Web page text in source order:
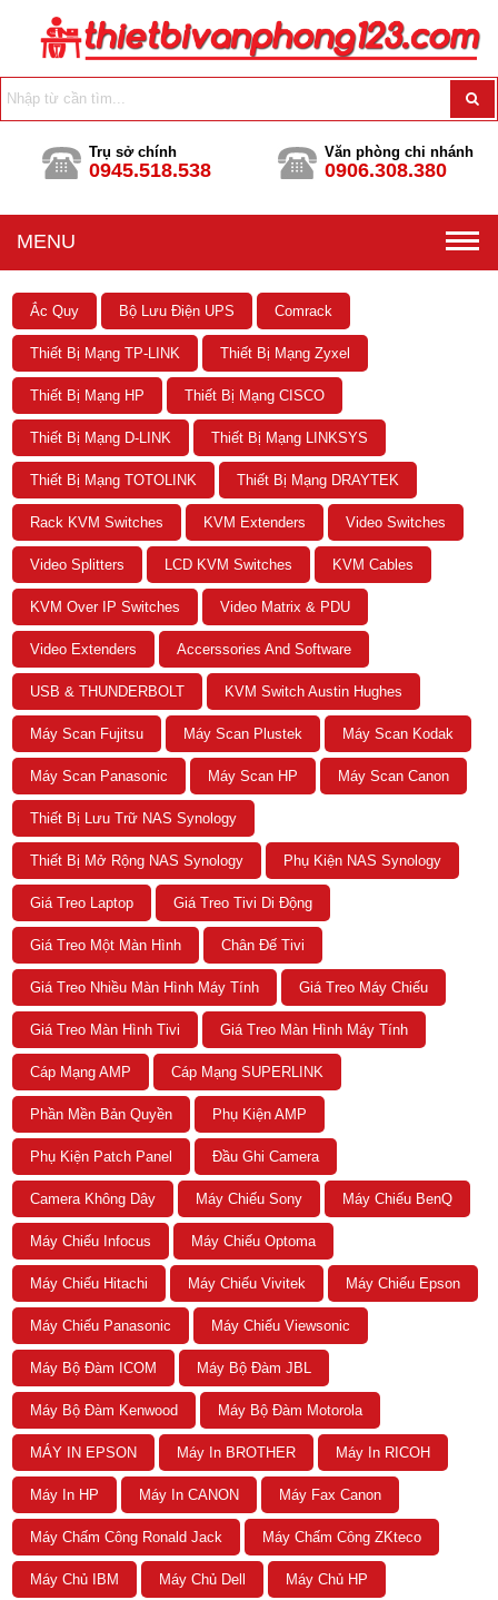
Trụ sở chính
0945.518.538
Văn phòng chi nhánh
0906.308.380
MENU
Ắc Quy Bộ Lưu Điện UPS Comrack
Thiết Bị Mạng TP-LINK Thiết Bị Mạng Zyxel
Thiết Bị Mạng HP Thiết Bị Mạng CISCO
Thiết Bị Mạng D-LINK Thiết Bị Mạng LINKSYS
Thiết Bị Mạng TOTOLINK Thiết Bị Mạng DRAYTEK
Rack KVM Switches KVM Extenders Video Switches
Video Splitters LCD KVM Switches KVM Cables
KVM Over IP Switches Video Matrix & PDU
Video Extenders Accerssories And Software
USB & THUNDERBOLT KVM Switch Austin Hughes
Máy Scan Fujitsu Máy Scan Plustek Máy Scan Kodak
Máy Scan Panasonic Máy Scan HP Máy Scan Canon
Thiết Bị Lưu Trữ NAS Synology
Thiết Bị Mở Rộng NAS Synology Phụ Kiện NAS Synology
Giá Treo Laptop Giá Treo Tivi Di Động
Giá Treo Một Màn Hình Chân Đế Tivi
Giá Treo Nhiều Màn Hình Máy Tính Giá Treo Máy Chiếu
Giá Treo Màn Hình Tivi Giá Treo Màn Hình Máy Tính
Cáp Mạng AMP Cáp Mạng SUPERLINK
Phần Mền Bản Quyền Phụ Kiện AMP
Phụ Kiện Patch Panel Đầu Ghi Camera
Camera Không Dây Máy Chiếu Sony Máy Chiếu BenQ
Máy Chiếu Infocus Máy Chiếu Optoma
Máy Chiếu Hitachi Máy Chiếu Vivitek Máy Chiếu Epson
Máy Chiếu Panasonic Máy Chiếu Viewsonic
Máy Bộ Đàm ICOM Máy Bộ Đàm JBL
Máy Bộ Đàm Kenwood Máy Bộ Đàm Motorola
MÁY IN EPSON Máy In BROTHER Máy In RICOH
Máy In HP Máy In CANON Máy Fax Canon
Máy Chấm Công Ronald Jack Máy Chấm Công ZKteco
Máy Chủ IBM Máy Chủ Dell Máy Chủ HP